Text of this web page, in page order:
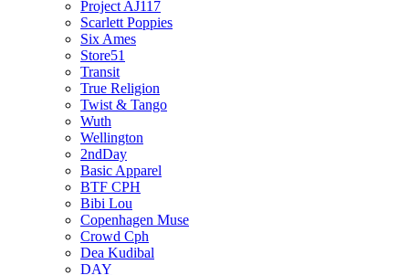
Project AJ117
Scarlett Poppies
Six Ames
Store51
Transit
True Religion
Twist & Tango
Wuth
Wellington
2ndDay
Basic Apparel
BTF CPH
Bibi Lou
Copenhagen Muse
Crowd Cph
Dea Kudibal
DAY